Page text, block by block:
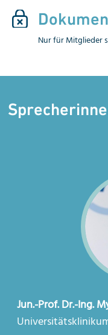
Nur für Mitglieder
Jun.-Prof. Dr.-Ing.